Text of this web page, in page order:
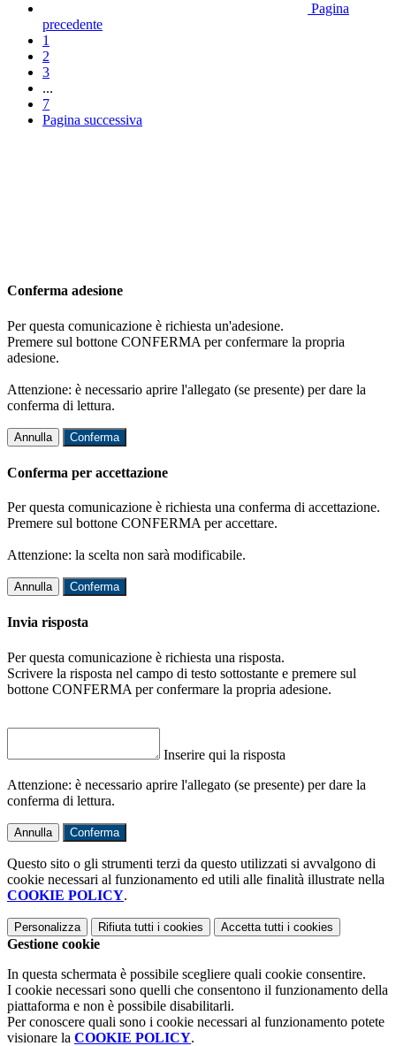
Pagina
precedente
1
2
3
...
7
Pagina successiva
Conferma adesione
Per questa comunicazione è richiesta un'adesione.
Premere sul bottone CONFERMA per confermare la propria
adesione.
Attenzione: è necessario aprire l'allegato (se presente) per dare la
conferma di lettura.
Annulla Conferma
Conferma per accettazione
Per questa comunicazione è richiesta una conferma di accettazione.
Premere sul bottone CONFERMA per accettare.
Attenzione: la scelta non sarà modificabile.
Annulla Conferma
Invia risposta
Per questa comunicazione è richiesta una risposta.
Scrivere la risposta nel campo di testo sottostante e premere sul
bottone CONFERMA per confermare la propria adesione.
Inserire qui la risposta
Attenzione: è necessario aprire l'allegato (se presente) per dare la
conferma di lettura.
Annulla Conferma
Questo sito o gli strumenti terzi da questo utilizzati si avvalgono di
cookie necessari al funzionamento ed utili alle finalità illustrate nella
COOKIE POLICY.
Personalizza Rifiuta tutti i cookies Accetta tutti i cookies
Gestione cookie
In questa schermata è possibile scegliere quali cookie consentire.
I cookie necessari sono quelli che consentono il funzionamento della
piattaforma e non è possibile disabilitarli.
Per conoscere quali sono i cookie necessari al funzionamento potete
visionare la COOKIE POLICY.